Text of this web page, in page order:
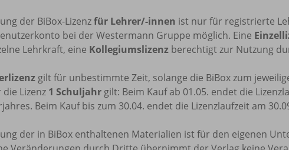
der BiBox-Lizenzfür Lehrer/-innen ist nur für registrierte
bei der Westermann Gruppe möglich. Eine
Lehrkraft, eine Kollegiumslizenz berechtigt zur Nutzung
gilt für unbestimmte Zeit, solange die BiBox zum
Lizenz 1 Schuljahr gilt: Beim Kauf ab 01.05. endet die
Beim Kauf bis zum 30.04. endet die Lizenzlaufzeit am
der in BiBox enthaltenen Materialien ist für den eigenen